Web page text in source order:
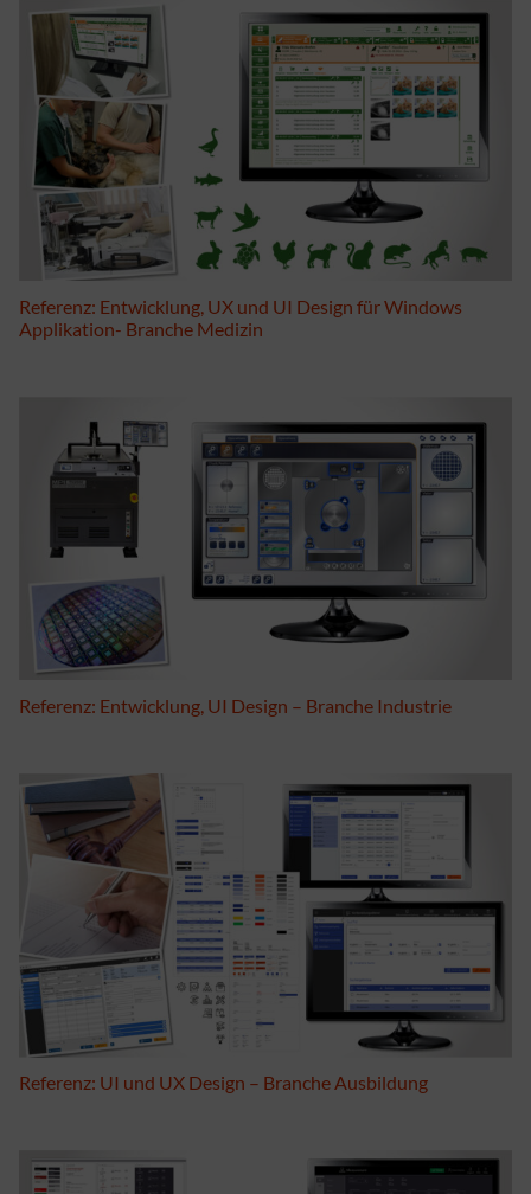
Referenz: Entwicklung, UX und UI Design für Windows
Applikation- Branche Medizin
Referenz: Entwicklung, UI Design – Branche Industrie
Referenz: UI und UX Design – Branche Ausbildung